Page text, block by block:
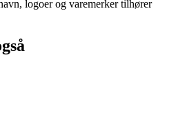
logoer og varemerker tilhører